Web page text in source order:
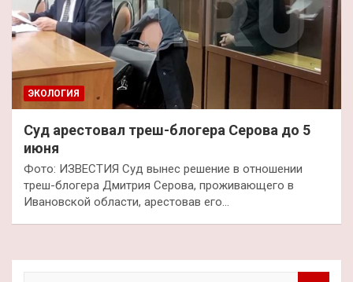
ЭКОЛОГИЯ
Суд арестовал треш-блогера Серова до 5
июня
Фото: ИЗВЕСТИЯ Суд вынес решение в отношении
треш-блогера Дмитрия Серова, проживающего в
Ивановской области, арестовав его…